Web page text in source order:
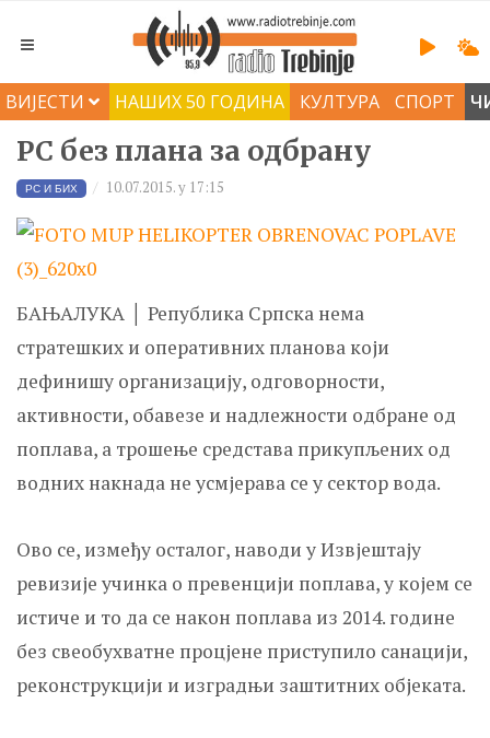
ВИЈЕСТИ НАШИХ 50 ГОДИНА КУЛТУРА СПОРТ
РС без плана за одбрану
РС И БИХ 10.07.2015. у 17:15
БАЊАЛУКА │ Република Српска нема
стратешких и оперативних планова који
дефинишу организацију, одговорности,
активности, обавезе и надлежности одбране од
поплава, а трошење средстава прикупљених од
водних накнада не усмјерава се у сектор вода.
Ово се, између осталог, наводи у Извјештају
ревизије учинка о превенцији поплава, у којем се
истиче и то да се након поплава из 2014. године
без свеобухватне процјене приступило санацији,
реконструкцији и изградњи заштитних објеката.